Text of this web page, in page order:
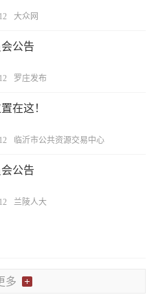
大众网
公告
罗庄发布
在这！
临沂市公共资源交易中心
公告
兰陵人大
多